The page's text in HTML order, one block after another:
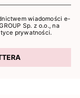
wiadomości e-
Sp. z o.o., na
prywatności.